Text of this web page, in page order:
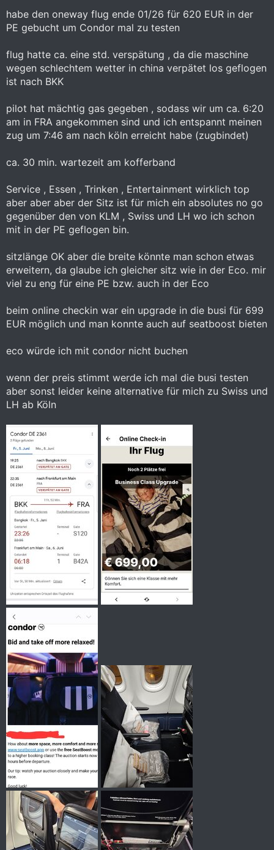
habe den oneway flug ende 01/26 für 620 EUR in der
PE gebucht um Condor mal zu testen
flug hatte ca. eine std. verspätung , da die maschine
wegen schlechtem wetter in china verpätet los geflogen
ist nach BKK
pilot hat mächtig gas gegeben , sodass wir um ca. 6:20
am in FRA angekommen sind und ich entspannt meinen
zug um 7:46 am nach köln erreicht habe (zugbindet)
ca. 30 min. wartezeit am kofferband
Service , Essen , Trinken , Entertainment wirklich top
aber aber aber der Sitz ist für mich ein absolutes no go
gegenüber den von KLM , Swiss und LH wo ich schon
mit in der PE geflogen bin.
sitzlänge OK aber die breite könnte man schon etwas
erweitern, da glaube ich gleicher sitz wie in der Eco. mir
viel zu eng für eine PE bzw. auch in der Eco
beim online checkin war ein upgrade in die busi für 699
EUR möglich und man konnte auch auf seatboost bieten
eco würde ich mit condor nicht buchen
wenn der preis stimmt werde ich mal die busi testen
aber sonst leider keine alternative für mich zu Swiss und
LH ab Köln